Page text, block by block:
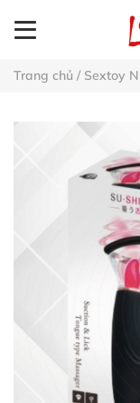
Trang chủ / Sextoy